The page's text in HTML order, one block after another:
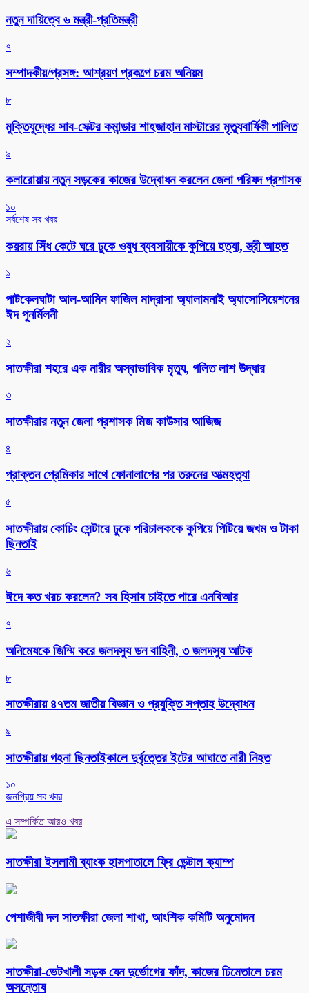
নতুন দায়িত্বে ৬ মন্ত্রী-প্রতিমন্ত্রী
৭
সম্পাদকীয়/প্রসঙ্গ: আশ্রয়ণ প্রকল্পে চরম অনিয়ম
৮
মুক্তিযুদ্ধের সাব-সেক্টর কমান্ডার শাহজাহান মাস্টারের মৃত্যুবার্ষিকী পালিত
৯
কলারোয়ায় নতুন সড়কের কাজের উদ্বোধন করলেন জেলা পরিষদ প্রশাসক
১০
সর্বশেষ সব খবর
কয়রায় সিঁধ কেটে ঘরে ঢুকে ওষুধ ব্যবসায়ীকে কুপিয়ে হত্যা, স্ত্রী আহত
১
পাটকেলঘাটা আল-আমিন ফাজিল মাদ্রাসা অ্যালামনাই অ্যাসোসিয়েশনের
ঈদ পুনর্মিলনী
২
সাতক্ষীরা শহরে এক নারীর অস্বাভাবিক মৃত্যু, গলিত লাশ উদ্ধার
৩
সাতক্ষীরার নতুন জেলা প্রশাসক মিজ কাউসার আজিজ
৪
প্রাক্তন প্রেমিকার সাথে ফোনালাপের পর তরুনের আত্মহত্যা
৫
সাতক্ষীরায় কোচিং সেন্টারে ঢুকে পরিচালককে কুপিয়ে পিটিয়ে জখম ও টাকা
ছিনতাই
৬
ঈদে কত খরচ করলেন? সব হিসাব চাইতে পারে এনবিআর
৭
অনিমেষকে জিম্মি করে জলদস্যু ডন বাহিনী, ৩ জলদস্যু আটক
৮
সাতক্ষীরায় ৪৭তম জাতীয় বিজ্ঞান ও প্রযুক্তি সপ্তাহ উদ্বোধন
৯
সাতক্ষীরায় গহনা ছিনতাইকালে দুর্বৃত্তের ইটের আঘাতে নারী নিহত
১০
জনপ্রিয় সব খবর
এ সম্পর্কিত আরও খবর
সাতক্ষীরা ইসলামী ব্যাংক হাসপাতালে ফ্রি ডেন্টাল ক্যাম্প
পেশাজীবী দল সাতক্ষীরা জেলা শাখা, আংশিক কমিটি অনুমোদন
সাতক্ষীরা-ভেটখালী সড়ক যেন দুর্ভোগের ফাঁদ, কাজের ঢিমেতালে চরম
অসন্তোষ